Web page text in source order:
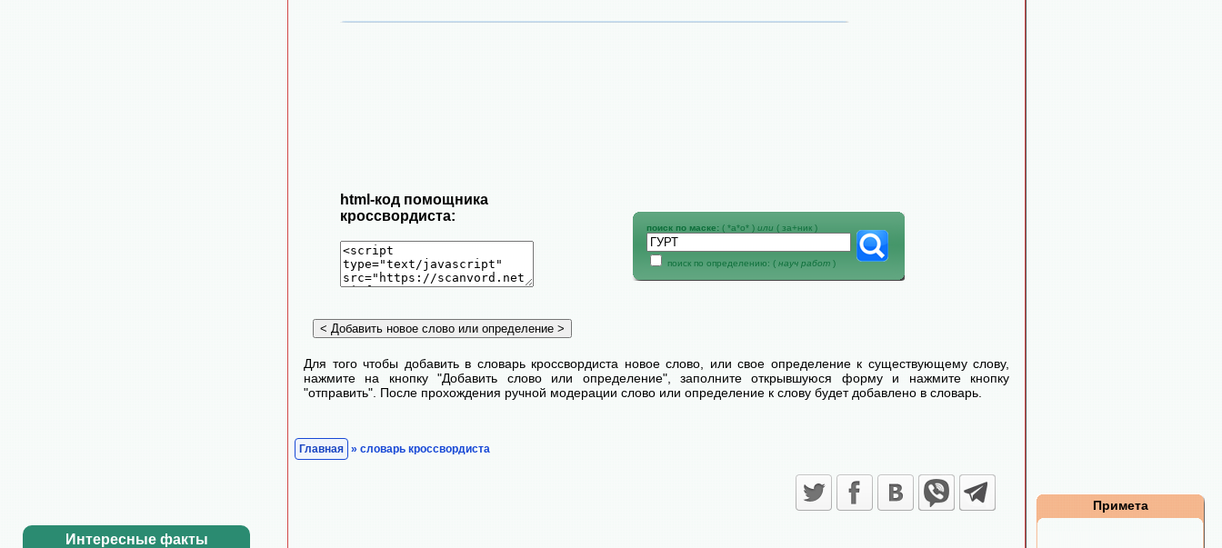
Интересные факты
html-код помощника
кроссвордиста:
поиск по маске: ( *а*о* ) или ( за+ник )
поиск по определению: ( науч работ )
Для того чтобы добавить в словарь кроссвордиста новое слово, или свое определение к существующему слову,
нажмите на кнопку "Добавить слово или определение", заполните открывшуюся форму и нажмите кнопку
"отправить". После прохождения ручной модерации слово или определение к слову будет добавлено в словарь.
Главная » словарь кроссвордиста
Примета